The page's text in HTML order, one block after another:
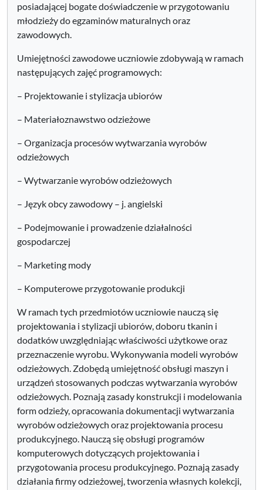
posiadającej bogate doświadczenie w przygotowaniu
młodzieży do egzaminów maturalnych oraz
zawodowych.
Umiejętności zawodowe uczniowie zdobywają w ramach
następujących zajęć programowych:
– Projektowanie i stylizacja ubiorów
– Materiałoznawstwo odzieżowe
– Organizacja procesów wytwarzania wyrobów
odzieżowych
– Wytwarzanie wyrobów odzieżowych
– Język obcy zawodowy – j. angielski
– Podejmowanie i prowadzenie działalności
gospodarczej
– Marketing mody
– Komputerowe przygotowanie produkcji
W ramach tych przedmiotów uczniowie nauczą się
projektowania i stylizacji ubiorów, doboru tkanin i
dodatków uwzględniając właściwości użytkowe oraz
przeznaczenie wyrobu. Wykonywania modeli wyrobów
odzieżowych. Zdobędą umiejętność obsługi maszyn i
urządzeń stosowanych podczas wytwarzania wyrobów
odzieżowych. Poznają zasady konstrukcji i modelowania
form odzieży, opracowania dokumentacji wytwarzania
wyrobów odzieżowych oraz projektowania procesu
produkcyjnego. Nauczą się obsługi programów
komputerowych dotyczących projektowania i
przygotowania procesu produkcyjnego. Poznają zasady
działania firmy odzieżowej, tworzenia własnych kolekcji,